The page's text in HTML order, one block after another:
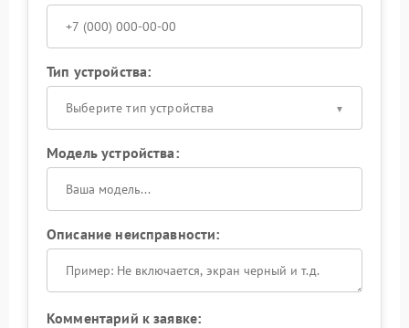
Тип устройства:
Выберите тип устройства
Модель устройства:
Описание неисправности:
Комментарий к заявке: